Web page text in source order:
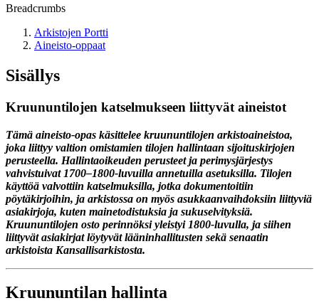
Breadcrumbs
Arkistojen Portti
Aineisto-oppaat
Sisällys
Kruununtilojen katselmukseen liittyvät aineistot
Tämä aineisto-opas käsittelee kruununtilojen arkistoaineistoa,
joka liittyy valtion omistamien tilojen hallintaan sijoituskirjojen
perusteella. Hallintaoikeuden perusteet ja perimysjärjestys
vahvistuivat 1700–1800-luvuilla annetuilla asetuksilla. Tilojen
käyttöä valvottiin katselmuksilla, jotka dokumentoitiin
pöytäkirjoihin, ja arkistossa on myös asukkaanvaihdoksiin liittyviä
asiakirjoja, kuten mainetodistuksia ja sukuselvityksiä.
Kruununtilojen osto perinnöksi yleistyi 1800-luvulla, ja siihen
liittyvät asiakirjat löytyvät lääninhallitusten sekä senaatin
arkistoista Kansallisarkistosta.
Kruununtilan hallinta